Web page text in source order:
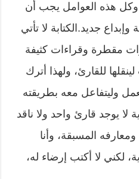
هذه العوامل يجب أن
جديد.الكتابة لا تأتي
مقطرة وقراءات كثيفة
للقارئ، ولهذا أترك
وليتفاعل معه بطريقته
لا يوجد قارئ واحد ولا ناقد
المسبقة، وأنا
لكني لا أكتب إرضاء له،